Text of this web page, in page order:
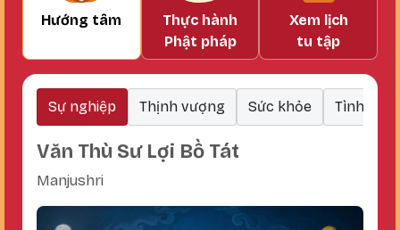
Hướng tâm
Thực hành
Phật pháp
Xem lịch
tu tập
Văn Thù Sư Lợi Bồ Tát
Manjushri
Sự nghiệp Thịnh vượng Sức khỏe Tình cảm